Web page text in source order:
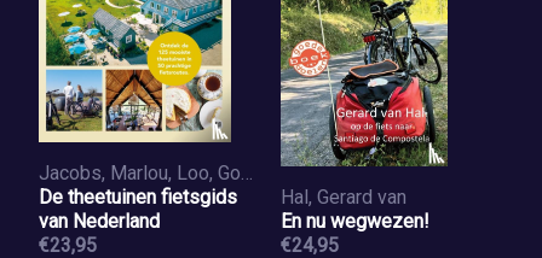
Jacobs, Marlou, Loo, Godfried van
De theetuinen fietsgids
van Nederland
€23,95
Hal, Gerard van
En nu wegwezen!
€24,95